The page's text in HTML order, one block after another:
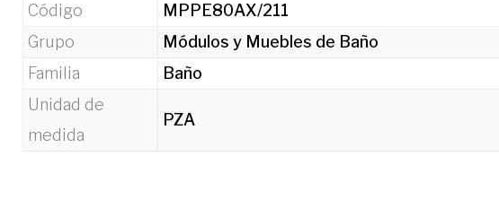
Código
MPPE80AX/211
Grupo
Módulos y Muebles de Baño
Familia
Baño
Unidad de
medida
PZA